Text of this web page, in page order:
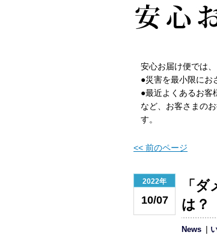
安心お届け便では、
●災害を最小限に
●最近よくあるお客
など、お客さまの
す。
<< 前のページ
2022年
10/07
「
は？
News